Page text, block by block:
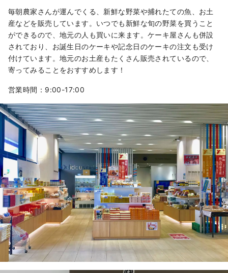
毎朝農家さんが運んでくる、新鮮な野菜や捕れたての魚、お土
産などを販売しています。いつでも新鮮な旬の野菜を買うこと
ができるので、地元の人も買いに来ます。ケーキ屋さんも併設
されており、お誕生日のケーキや記念日のケーキの注文も受け
付けています。地元のお土産もたくさん販売されているので、
寄ってみることをおすすめします！
営業時間：9:00-17:00